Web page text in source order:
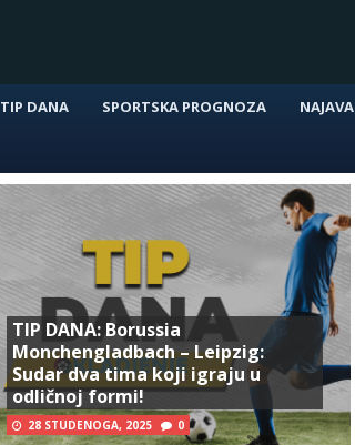
TIP DANA SPORTSKA PROGNOZA NAJAVA
TIP DANA: Borussia
Monchengladbach – Leipzig:
Sudar dva tima koji igraju u
odličnoj formi!
28 STUDENOGA, 2025 0